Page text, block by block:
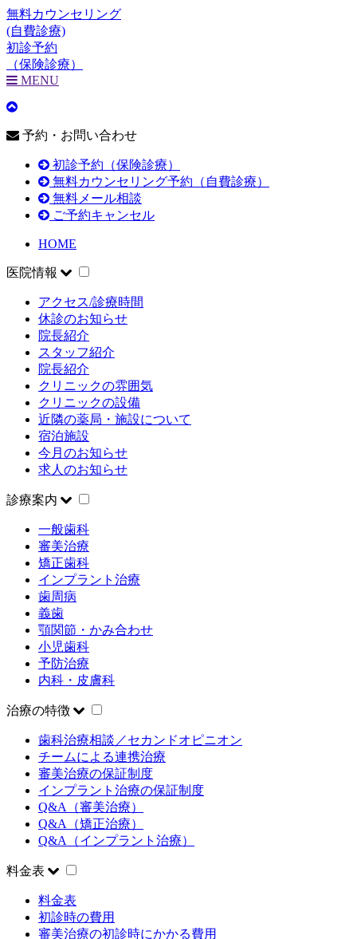
無料カウンセリング
(自費診療)
初診予約
（保険診療）
MENU
予約・お問い合わせ
初診予約（保険診療）
無料カウンセリング予約（自費診療）
無料メール相談
ご予約キャンセル
HOME
医院情報
アクセス/診療時間
休診のお知らせ
院長紹介
スタッフ紹介
院長紹介
クリニックの雰囲気
クリニックの設備
近隣の薬局・施設について
宿泊施設
今月のお知らせ
求人のお知らせ
診療案内
一般歯科
審美治療
矯正歯科
インプラント治療
歯周病
義歯
顎関節・かみ合わせ
小児歯科
予防治療
内科・皮膚科
治療の特徴
歯科治療相談／セカンドオピニオン
チームによる連携治療
審美治療の保証制度
インプラント治療の保証制度
Q&A（審美治療）
Q&A（矯正治療）
Q&A（インプラント治療）
料金表
料金表
初診時の費用
審美治療の初診時にかかる費用